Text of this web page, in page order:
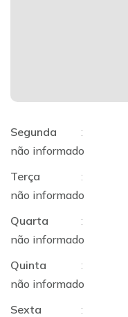
Segunda
:
não informado
Terça
:
não informado
Quarta
:
não informado
Quinta
:
não informado
Sexta
: